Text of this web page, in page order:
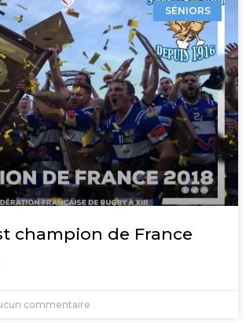
SÉNIORS
champion de France
commentaire